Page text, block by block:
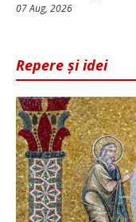
07 Aug, 2026
Repere și idei